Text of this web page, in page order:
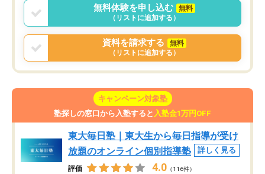
無料体験を申し込む
無料
（リストに追加する）
資料を請求する
無料
（リストに追加する）
キャンペーン対象塾
塾探しの窓口から入塾すると 入塾金1万円OFF
東大毎日塾｜東大生から毎日指導が受け
放題のオンライン個別指導塾
詳しく見る
評価 4.0 （116件）